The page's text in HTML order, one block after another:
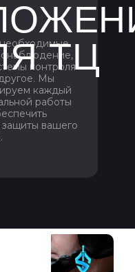
контроля
Мы
каждый
работы
вашего
ТЦ